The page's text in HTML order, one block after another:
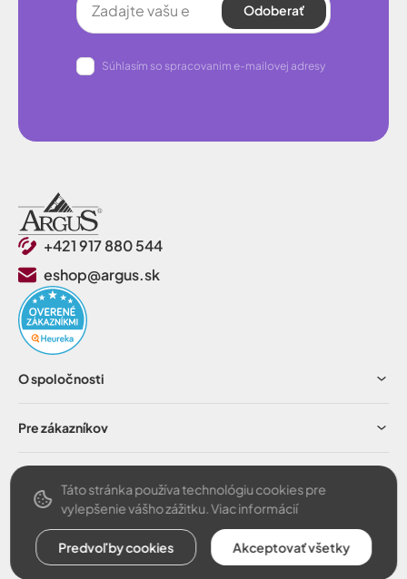
Odoberať
Súhlasím so spracovanim e-mailovej adresy
+421 917 880 544
eshop@argus.sk
O spoločnosti
Pre zákazníkov
Táto stránka používa technológiu cookies pre
vylepšenie vášho zážitku.Viac informácií
Predvoľby cookies Akceptovať všetky